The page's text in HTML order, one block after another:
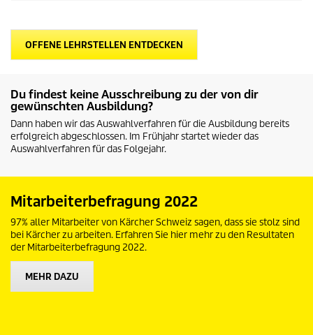
OFFENE LEHRSTELLEN ENTDECKEN
Du findest keine Ausschreibung zu der von dir
gewünschten Ausbildung?
Dann haben wir das Auswahlverfahren für die Ausbildung bereits
erfolgreich abgeschlossen. Im Frühjahr startet wieder das
Auswahlverfahren für das Folgejahr.
Mitarbeiterbefragung 2022
97% aller Mitarbeiter von Kärcher Schweiz sagen, dass sie stolz sind
bei Kärcher zu arbeiten. Erfahren Sie hier mehr zu den Resultaten
der Mitarbeiterbefragung 2022.
MEHR DAZU